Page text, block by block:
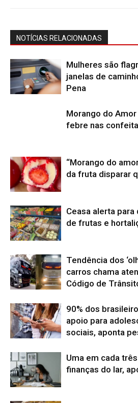
NOTÍCIAS RELACIONADAS
Mulheres são
janelas de
Pena
Morango do
febre nas
“Morango do
da fruta disparar
Ceasa alerta
de frutas e
Tendência dos
carros chama
Código de
90% dos
apoio para
sociais, aponta
Uma em cada
finanças do lar,